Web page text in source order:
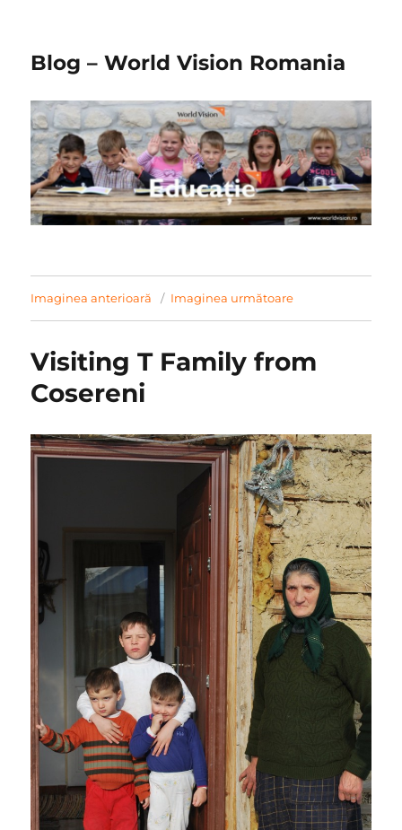
Blog – World Vision Romania
Imaginea anterioară Imaginea următoare
Visiting T Family from
Cosereni